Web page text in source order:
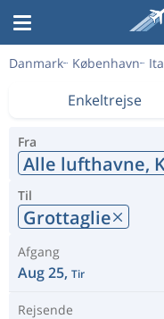
Danmark København
Enkeltrejse
Fra
Alle lufthavne,
Til
Grottaglie
Afgang
Aug 25, Tir
Rejsende